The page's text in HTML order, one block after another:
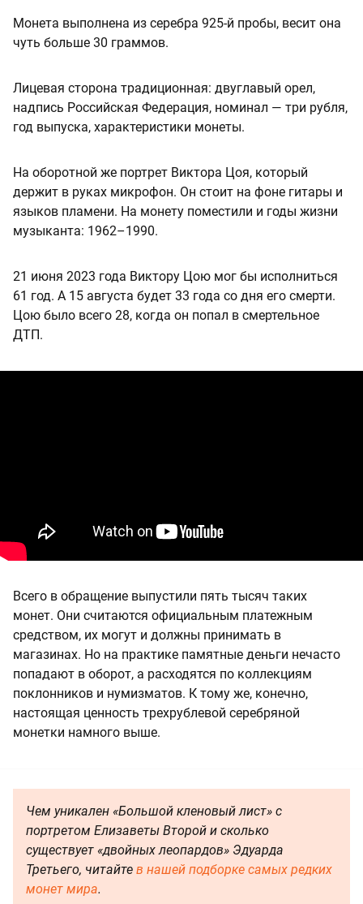
Монета выполнена из серебра 925-й пробы, весит она
чуть больше 30 граммов.
Лицевая сторона традиционная: двуглавый орел,
надпись Российская Федерация, номинал — три рубля,
год выпуска, характеристики монеты.
На оборотной же портрет Виктора Цоя, который
держит в руках микрофон. Он стоит на фоне гитары и
языков пламени. На монету поместили и годы жизни
музыканта: 1962–1990.
21 июня 2023 года Виктору Цою мог бы исполниться
61 год. А 15 августа будет 33 года со дня его смерти.
Цою было всего 28, когда он попал в смертельное
ДТП.
Всего в обращение выпустили пять тысяч таких
монет. Они считаются официальным платежным
средством, их могут и должны принимать в
магазинах. Но на практике памятные деньги нечасто
попадают в оборот, а расходятся по коллекциям
поклонников и нумизматов. К тому же, конечно,
настоящая ценность трехрублевой серебряной
монетки намного выше.
Чем уникален «Большой кленовый лист» с
портретом Елизаветы Второй и сколько
существует «двойных леопардов» Эдуарда
Третьего, читайте в нашей подборке самых редких
монет мира.